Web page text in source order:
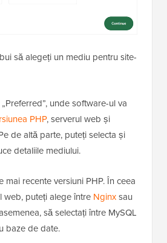
să alegeți un mediu pentru site-
unde software-ul va
PHP, serverul web și
de altă parte, puteți selecta și
detaliile mediului.
mai recente versiuni PHP. În ceea
web, puteți alege între Nginxsau
să selectați între MySQL
baze de date.